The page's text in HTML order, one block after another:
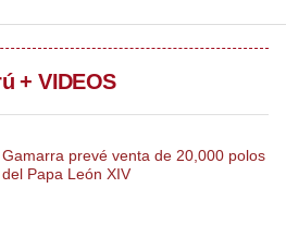
+ VIDEOS
Gamarra prevé venta de 20,000 polos
del Papa León XIV